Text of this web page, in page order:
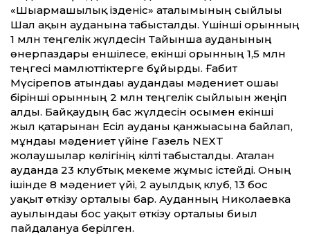
«Шығармашылық ізденіс» аталымының сыйлығы
Шал ақын ауданына табысталды. Үшінші орынның
1 млн теңгелік жүлдесін Тайынша ауданының
өнерпаздары еншілесе, екінші орынның 1,5 млн
теңгесі мамлюттіктерге бұйырды. Ғабит
Мүсірепов атындағы аудандағы мәдениет ошағы
бірінші орынның 2 млн теңгелік сыйлығын жеңіп
алды. Байқаудың бас жүлдесін осымен екінші
жыл қатарынан Есіл ауданы қанжығасына байлап,
мұндағы мәдениет үйіне Газель NEXT
жолаушылар көлігінің кілті табысталды. Аталған
ауданда 23 клубтық мекеме жұмыс істейді. Оның
ішінде 8 мәдениет үйі, 2 ауылдық клуб, 13 бос
уақыт өткізу орталығы бар. Ауданның Николаевка
ауылындағы бос уақыт өткізу орталығы биыл
пайдалануға берілген.